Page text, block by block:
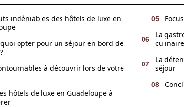
indéniables des hôtels de luxe en
opter pour un séjour en bord de
à découvrir lors de votre
hôtels de luxe en Guadeloupe à
La
La
séjour